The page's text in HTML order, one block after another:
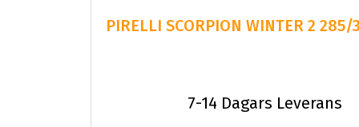
PIRELLI SCORPION WINTER 2 285/
7-14 Dagars Leverans